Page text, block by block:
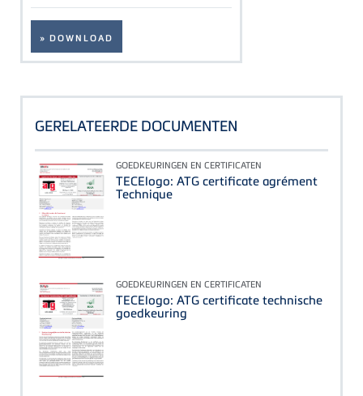
» DOWNLOAD
GERELATEERDE DOCUMENTEN
GOEDKEURINGEN EN CERTIFICATEN
TECElogo: ATG certificate agrément
Technique
GOEDKEURINGEN EN CERTIFICATEN
TECElogo: ATG certificate technische
goedkeuring